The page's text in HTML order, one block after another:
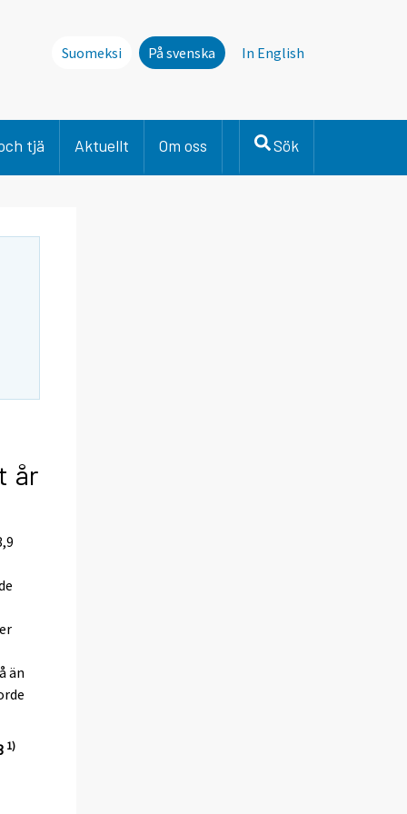
Suomeksi På svenska In English
tjä Aktuellt Om oss Sök
år
än
1)